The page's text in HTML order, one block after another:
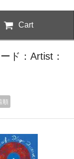
Cart
ド：Artist：
順